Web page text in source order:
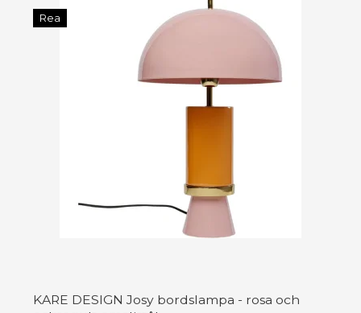
Rea
KARE DESIGN Josy bordslampa - rosa och